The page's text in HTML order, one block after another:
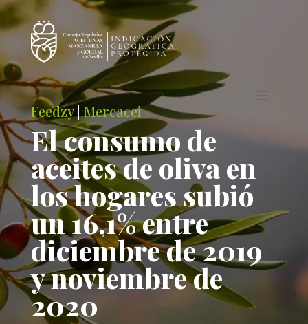
Feedzy|Mercacei
El consumo de
aceites de oliva en
los hogares subió
un 16,1% entre
diciembre de 2019
y noviembre de
2020